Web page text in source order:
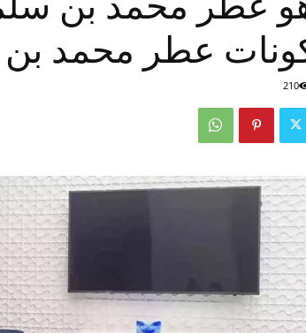
عطر محمد
210